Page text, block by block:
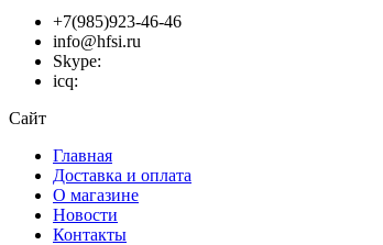
+7(985)923-46-46
info@hfsi.ru
Skype:
icq:
Сайт
Главная
Доставка и оплата
О магазине
Новости
Контакты